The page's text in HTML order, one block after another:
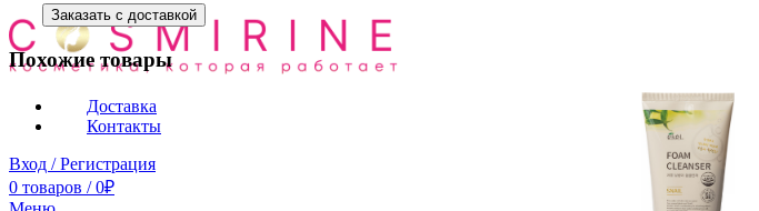
Доставка
Контакты
Вход / Регистрация
0 товаров / 0₽
Заказать с доставкой
Похожие товары